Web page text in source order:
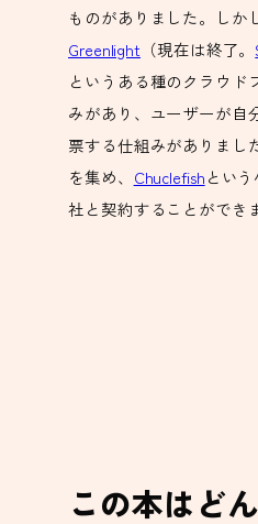
ものがありました。しか
Greenlight （現在は終了。
というある種のクラウド
みがあり、ユーザーが自
票する仕組みがありまし
を集め、 Chuclefishとい
社と契約することができ
この本はど